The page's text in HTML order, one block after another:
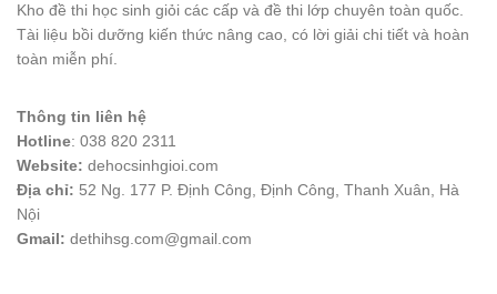
Kho đề thi học sinh giỏi các cấp và đề thi lớp chuyên toàn quốc.
Tài liệu bồi dưỡng kiến thức nâng cao, có lời giải chi tiết và hoàn
toàn miễn phí.
Thông tin liên hệ
Hotline: 038 820 2311
Website: dehocsinhgioi.com
Địa chỉ: 52 Ng. 177 P. Định Công, Định Công, Thanh Xuân, Hà
Nội
Gmail: dethihsg.com@gmail.com